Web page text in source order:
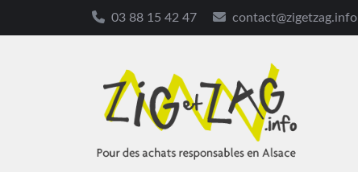
03 88 15 42 47 contact@zigetzag.info